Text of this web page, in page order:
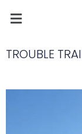
TROUBLE